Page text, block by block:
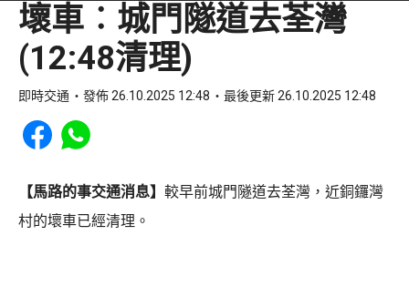
壞車︰城門隧道去荃灣
(12:48清理)
即時交通 發佈 26.10.2025 12:48 最後更新 26.10.2025 12:48
Share to Facebook
Share to WhatsApp
【馬路的事交通消息】 較早前城門隧道去荃灣，近銅鑼灣
村的壞車已經清理。